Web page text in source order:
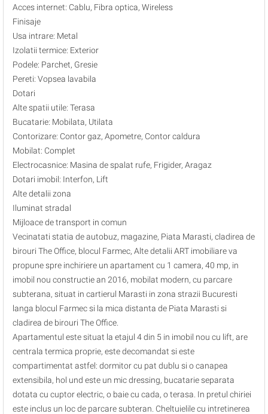
Acces internet: Cablu, Fibra optica, Wireless
Finisaje
Usa intrare: Metal
Izolatii termice: Exterior
Podele: Parchet, Gresie
Pereti: Vopsea lavabila
Dotari
Alte spatii utile: Terasa
Bucatarie: Mobilata, Utilata
Contorizare: Contor gaz, Apometre, Contor caldura
Mobilat: Complet
Electrocasnice: Masina de spalat rufe, Frigider, Aragaz
Dotari imobil: Interfon, Lift
Alte detalii zona
Iluminat stradal
Mijloace de transport in comun
Vecinatati statia de autobuz, magazine, Piata Marasti, cladirea de
birouri The Office, blocul Farmec, Alte detalii ART imobiliare va
propune spre inchiriere un apartament cu 1 camera, 40 mp, in
imobil nou constructie an 2016, mobilat modern, cu parcare
subterana, situat in cartierul Marasti in zona strazii Bucuresti
langa blocul Farmec si la mica distanta de Piata Marasti si
cladirea de birouri The Office.
Apartamentul este situat la etajul 4 din 5 in imobil nou cu lift, are
centrala termica proprie, este decomandat si este
compartimentat astfel: dormitor cu pat dublu si o canapea
extensibila, hol und este un mic dressing, bucatarie separata
dotata cu cuptor electric, o baie cu cada, o terasa. In pretul chiriei
este inclus un loc de parcare subteran. Cheltuielile cu intretinerea